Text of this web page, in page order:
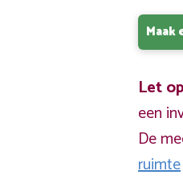
Maak
Let
een
De
ruimte